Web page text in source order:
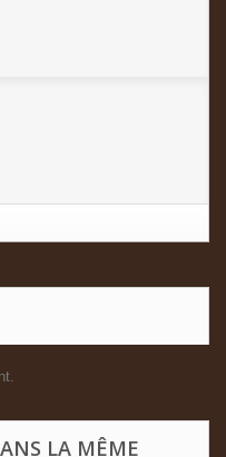
LA MÊME